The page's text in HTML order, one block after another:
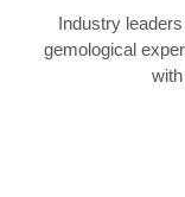
Industry
gemological